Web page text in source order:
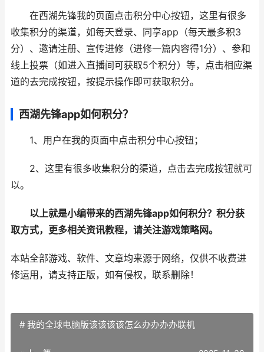
在西湖先锋我的页面点击积分中心按钮，这里有很多
收集积分的渠道，如每天登录、同享app（每天最多积3
分）、邀请注册、宣传进修（进修一篇内容得1分）、参和
线上投票（如进入直播间可获取5个积分）等，点击相应渠
道的去完成按钮，按提示操作即可获取积分。
西湖先锋app如何积分？
1、用户在我的页面中点击积分中心按钮；
2、这里有很多收集积分的渠道，点击去完成按钮就可
以。
以上就是小编带来的西湖先锋app如何积分？积分获
取方式，更多相关资讯教程，请关注游戏策略网。
本站全部游戏、软件、文章均来源于网络，仅供不收费进
修运用，请支持正版，如有侵权，联系删除！
# 我的全球电脑版该该该该怎么办办办办联机